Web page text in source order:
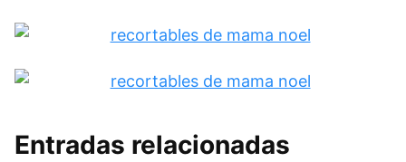
Entradas relacionadas